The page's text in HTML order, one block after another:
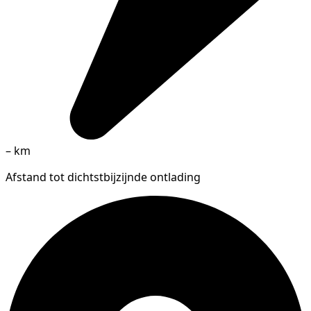
– km
Afstand tot dichtstbijzijnde ontlading